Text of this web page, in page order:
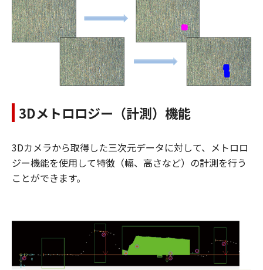
3Dメトロロジー（計測）機能
3Dカメラから取得した三次元データに対して、メトロロ
ジー機能を使用して特徴（幅、高さなど）の計測を行う
ことができます。